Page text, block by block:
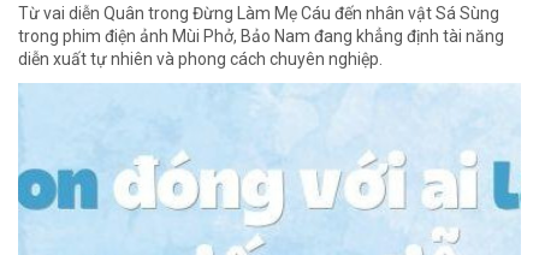
Từ vai diễn Quân trong Đừng Làm Mẹ Cáu đến nhân vật Sá Sùng
trong phim điện ảnh Mùi Phở, Bảo Nam đang khẳng định tài năng
diễn xuất tự nhiên và phong cách chuyên nghiệp.